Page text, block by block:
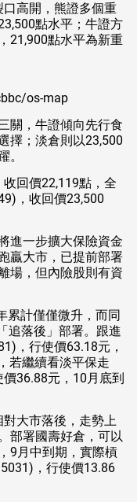
高開，熊證多個重
點水平；牛證方
21,900點水平為新重
os-map
關，牛證傾向先行食
擇；淡倉則以23,500
。
回價22,119點，全
，收回價23,500
進一步擴大保險資金
贏大市，已提前部署
場，但內險股則有資
累計僅僅微升，而同
追落後」部署。跟進
，行使價63.18元，
若繼續看淡平保走
36.88元，10月底到
大市落後，走勢上
部署國壽好倉，可以
9月中到期，實際槓
，行使價13.86